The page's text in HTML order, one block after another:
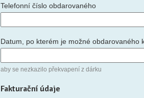
Telefonní číslo obdarovaného
Datum, po kterém je možné obdarovaného
aby se nezkazilo překvapení z dárku
Fakturační údaje